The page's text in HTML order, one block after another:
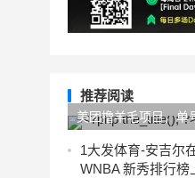
推荐阅读
美团撸羊毛项目，单
批量操作
1大发体育-安吉尔
WNBA 新秀排行榜